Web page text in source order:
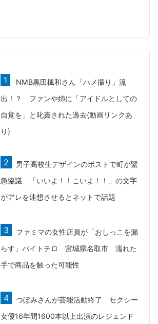
NMB黒田楓和さん「ハメ撮り」流
出！？ ファンや姉に「アイドルとしての
自覚を」と叱責された過去(動画リンクあ
り)
男子高校生デザインのポストで町が緊
急協議 「いいよ！！こいよ！！」の文字
がアレを連想させるとネットで話題
ファミマの女性店員が「おしっこを漏
らす」バイトテロ 宮城県名取市 濡れた
手で商品を触った可能性
つぼみさんが芸能活動終了 セクシー
女優16年間1600本以上出演のレジェンド